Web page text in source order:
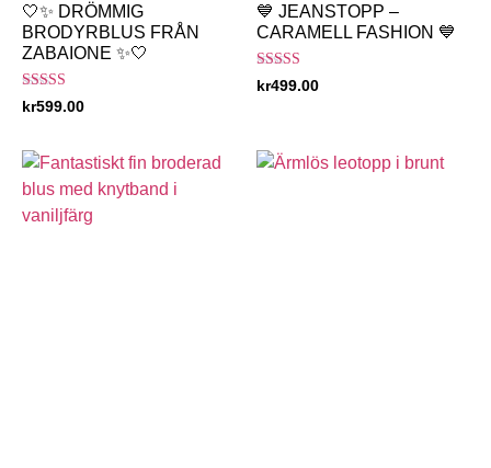
🤍✨ DRÖMMIG
BRODYRBLUS FRÅN
ZABAIONE ✨🤍
Betygsatt
3.00
kr599.00
💙 JEANSTOPP –
CARAMELL FASHION 💙
Betygsatt
5.00
kr499.00